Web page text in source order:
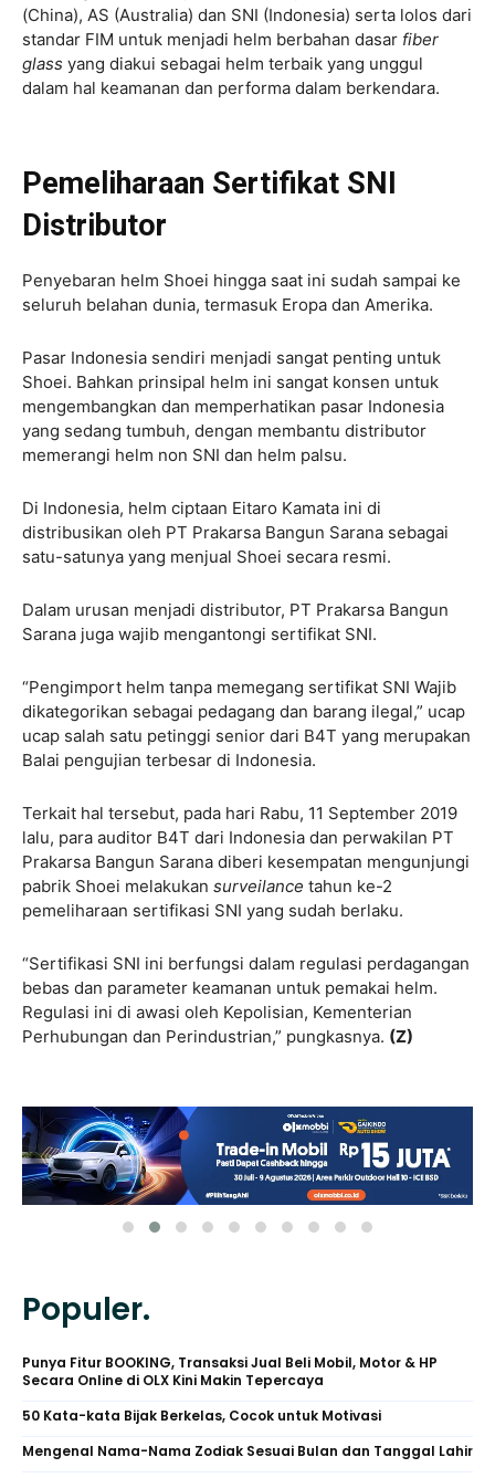
(China), AS (Australia) dan SNI (Indonesia) serta lolos dari
standar FIM untuk menjadi helm berbahan dasar fiber
glass yang diakui sebagai helm terbaik yang unggul
dalam hal keamanan dan performa dalam berkendara.
Pemeliharaan Sertifikat SNI
Distributor
Penyebaran helm Shoei hingga saat ini sudah sampai ke
seluruh belahan dunia, termasuk Eropa dan Amerika.
Pasar Indonesia sendiri menjadi sangat penting untuk
Shoei. Bahkan prinsipal helm ini sangat konsen untuk
mengembangkan dan memperhatikan pasar Indonesia
yang sedang tumbuh, dengan membantu distributor
memerangi helm non SNI dan helm palsu.
Di Indonesia, helm ciptaan Eitaro Kamata ini di
distribusikan oleh PT Prakarsa Bangun Sarana sebagai
satu-satunya yang menjual Shoei secara resmi.
Dalam urusan menjadi distributor, PT Prakarsa Bangun
Sarana juga wajib mengantongi sertifikat SNI.
“Pengimport helm tanpa memegang sertifikat SNI Wajib
dikategorikan sebagai pedagang dan barang ilegal,” ucap
ucap salah satu petinggi senior dari B4T yang merupakan
Balai pengujian terbesar di Indonesia.
Terkait hal tersebut, pada hari Rabu, 11 September 2019
lalu, para auditor B4T dari Indonesia dan perwakilan PT
Prakarsa Bangun Sarana diberi kesempatan mengunjungi
pabrik Shoei melakukan surveilance tahun ke-2
pemeliharaan sertifikasi SNI yang sudah berlaku.
“Sertifikasi SNI ini berfungsi dalam regulasi perdagangan
bebas dan parameter keamanan untuk pemakai helm.
Regulasi ini di awasi oleh Kepolisian, Kementerian
Perhubungan dan Perindustrian,” pungkasnya. (Z)
Populer.
Punya Fitur BOOKING, Transaksi Jual Beli Mobil, Motor & HP
Secara Online di OLX Kini Makin Tepercaya
50 Kata-kata Bijak Berkelas, Cocok untuk Motivasi
Mengenal Nama-Nama Zodiak Sesuai Bulan dan Tanggal Lahir